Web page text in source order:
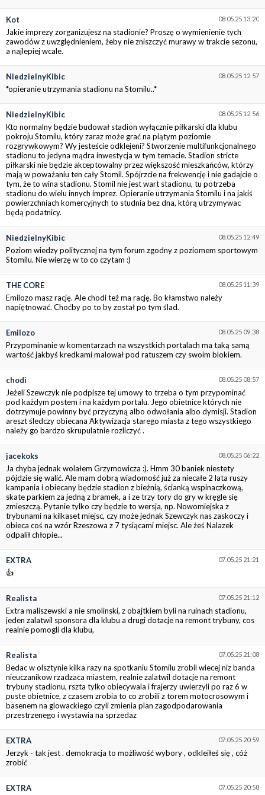
08.05.25 13:20
Kot
Jakie imprezy zorganizujesz na stadionie? Proszę o wymienienie tych
zawodów z uwzględnieniem, żeby nie zniszczyć murawy w trakcie sezonu,
a najlepiej wcale.
08.05.25 12:57
NiedzielnyKibic
*opieranie utrzymania stadionu na Stomilu..*
08.05.25 12:56
NiedzielnyKibic
Kto normalny będzie budował stadion wyłącznie piłkarski dla klubu
pokroju Stomilu, który zaraz może grać na piątym poziomie
rozgrywkowym? Wy jesteście odklejeni? Stworzenie multifunkcjonalnego
stadionu to jedyna mądra inwestycja w tym temacie. Stadion stricte
piłkarski nie będzie akceptowalny przez większość mieszkańców, którzy
mają w poważaniu ten cały Stomil. Spójrzcie na frekwencję i nie gadajcie o
tym, że to wina stadionu. Stomil nie jest wart stadionu, tu potrzeba
stadionu do wielu innych imprez. Opieranie utrzymania Stomilu i na jakiś
powierzchniach komercyjnych to studnia bez dna, którą utrzymywac
będą podatnicy.
08.05.25 12:49
NiedzielnyKibic
Poziom wiedzy politycznej na tym forum zgodny z poziomem sportowym
Stomilu. Nie wierzę w to co czytam :)
08.05.25 11:39
THE CORE
Emilozo masz rację. Ale chodi też ma rację. Bo kłamstwo należy
napiętnować. Choćby po to by został po tym ślad.
08.05.25 09:38
Emilozo
Przypominanie w komentarzach na wszystkich portalach ma taką samą
wartość jakbyś kredkami malował pod ratuszem czy swoim blokiem.
08.05.25 08:57
chodi
Jeżeli Szewczyk nie podpisze tej umowy to trzeba o tym przypominać
pod każdym postem i na każdym portalu. Jego obietnice których nie
dotrzymuje powinny być przyczyną albo odwołania albo dymisji. Stadion
areszt śledczy obiecana Aktywizacja starego miasta z tego wszystkiego
należy go bardzo skrupulatnie rozliczyć .
08.05.25 06:22
jacekoks
Ja chyba jednak wolałem Grzymowicza :). Hmm 30 baniek niestety
pójdzie się walić. Ale mam dobrą wiadomość już za niecałe 2 lata ruszy
kampania i obiecany będzie stadion z bieżnią, ścianką wspinaczkową,
skate parkiem za jedną z bramek, a i ze trzy tory do gry w kręgle się
zmieszczą. Pytanie tylko czy będzie to wersja, np. Nowomiejska z
trybunami na kilkaset miejsc, czy może jednak Szewczyk nas zaskoczy i
obieca coś na wzór Rzeszowa z 7 tysiącami miejsc. Ale żeś Nalazek
odpalił chłopie...
07.05.25 21:21
EXTRA
👍
07.05.25 21:12
Realista
Extra maliszewski a nie smolinski, z obajtkiem byli na ruinach stadionu,
jeden zalatwil sponsora dla klubu a drugi dotacje na remont trybuny, cos
realnie pomogli dla klubu,
07.05.25 21:08
Realista
Bedac w olsztynie kilka razy na spotkaniu Stomilu zrobil wiecej niz banda
nieuczanikow rzadzaca miastem, realnie zalatwil dotacje na remont
trybuny stadionu, rszta tylko obiecywala i frajerzy uwierzyli po raz 6 w
puste obietnice, z czasem zrobia to co zrobili z torem motocrosowym i
basenem na glowackiego czyli zmienia plan zagodpodarowania
przestrzenego i wystawia na sprzedaz
07.05.25 20:59
EXTRA
Jerzyk - tak jest . demokracja to możliwość wybory , odkleiłeś się , cóż
zrobić
07.05.25 20:58
EXTRA